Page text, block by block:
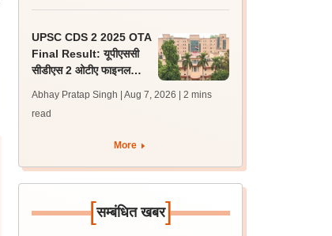
UPSC CDS 2 2025 OTA
Final Result: यूपीएससी
सीडीएस 2 ओटीए फाइनल
जारी, 483 कैंडिडेट चयनित
Abhay Pratap Singh | Aug 7, 2026
| 2 mins
read
More
[सम्बंधित खबर]